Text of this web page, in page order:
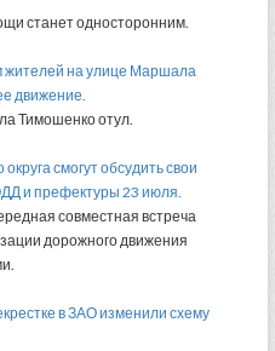
станет односторонним.
жителей на улице Маршала
движение.
Тимошенко отул.
смогут обсудить свои
и префектуры 23 июля.
совместная встреча
дорожного движения
в ЗАО изменили схему